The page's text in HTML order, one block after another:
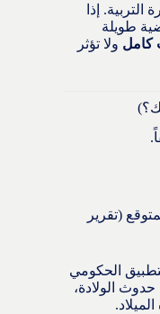
التربية. إذا
طويلة
كامل ولا تؤثر
(تقرير
الحكومي
الولادة،